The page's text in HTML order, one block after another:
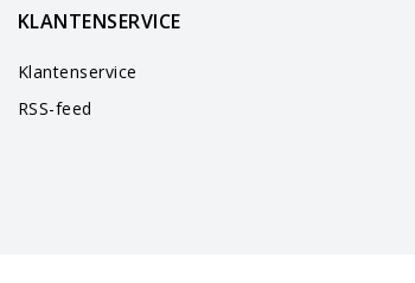
KLANTENSERVICE
Klantenservice
RSS-feed